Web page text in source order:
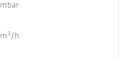
mbar
m 3 /h